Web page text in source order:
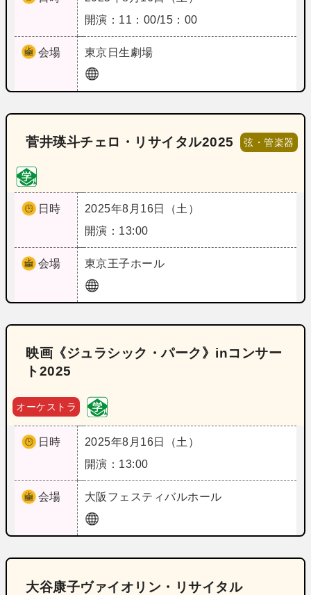
開演：11：00/15：00
会場 東京 日生劇場
菅井瑛斗チェロ・リサイタル2025 弦・管楽器
日時
2025年8月16日（土）
開演：13:00
会場 東京王子ホール
映画《ジュラシック・パーク》inコンサー
ト2025
オーケストラ
日時
2025年8月16日（土）
開演：13:00
会場 大阪 フェスティバルホール
大谷康子ヴァイオリン・リサイタル